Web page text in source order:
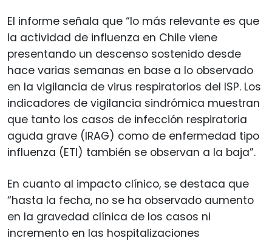
El informe señala que “lo más relevante es que
la actividad de influenza en Chile viene
presentando un descenso sostenido desde
hace varias semanas en base a lo observado
en la vigilancia de virus respiratorios del ISP. Los
indicadores de vigilancia sindrómica muestran
que tanto los casos de infección respiratoria
aguda grave (IRAG) como de enfermedad tipo
influenza (ETI) también se observan a la baja”.
En cuanto al impacto clínico, se destaca que
“hasta la fecha, no se ha observado aumento
en la gravedad clínica de los casos ni
incremento en las hospitalizaciones